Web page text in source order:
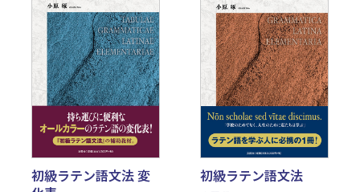
初級ラテン語文法 変
初級ラテン語文法